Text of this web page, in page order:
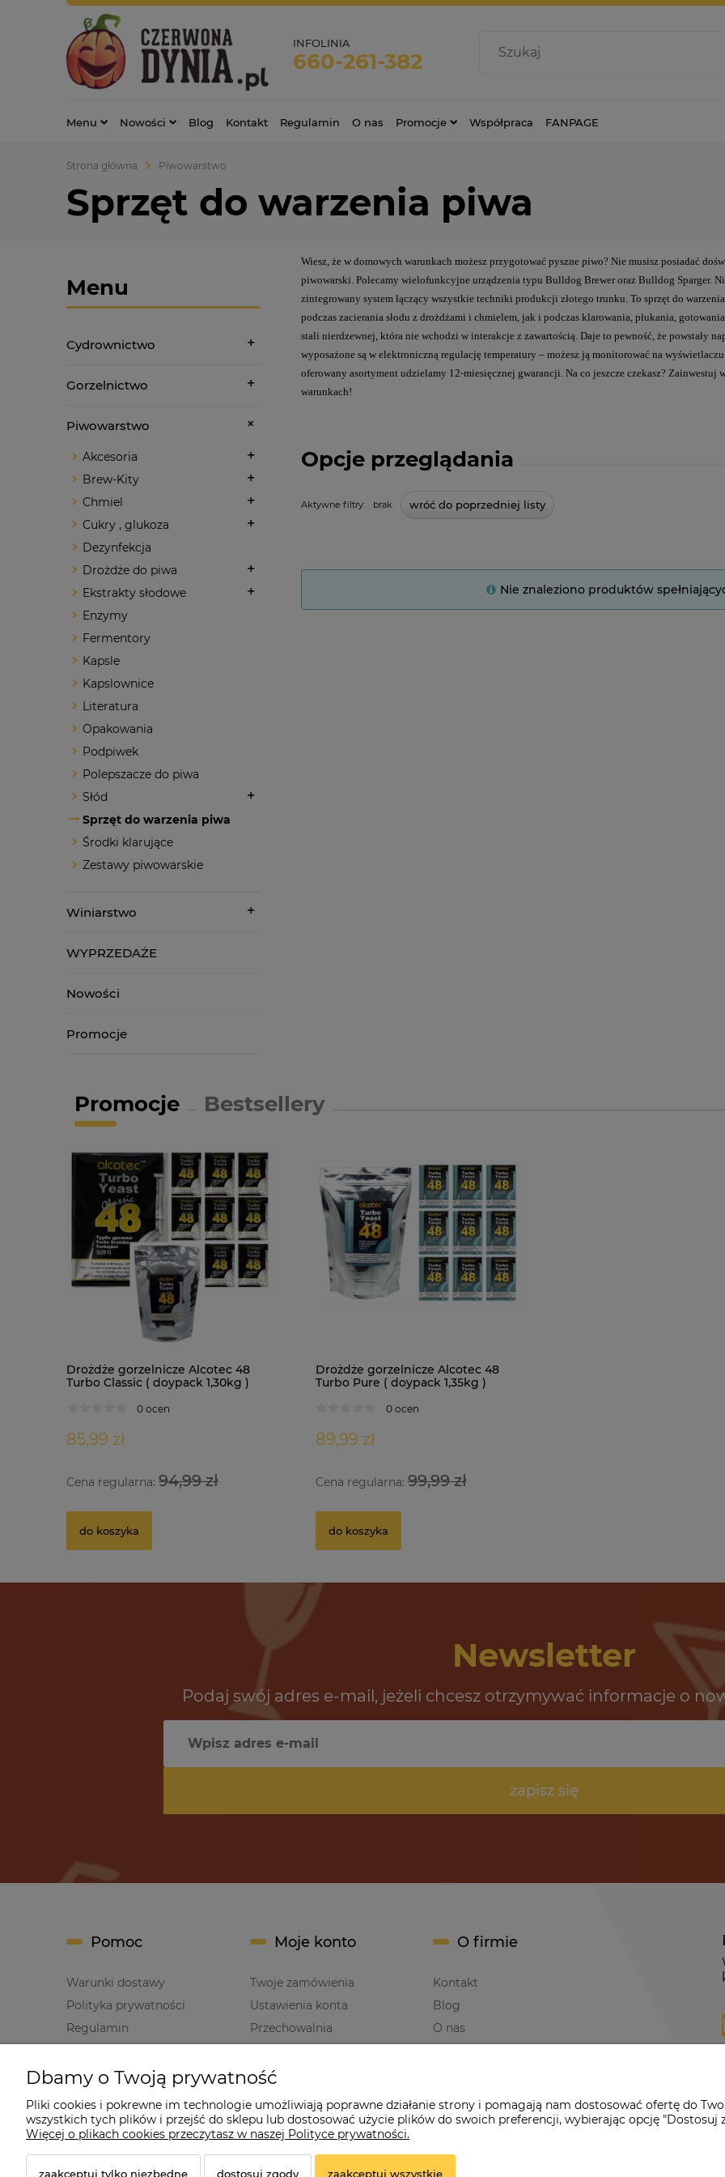
INFOLINIA
660-261-382
Menu Nowości Blog Kontakt Regulamin O nas Promocje Współpraca FANPAGE
Strona główna Piwowarstwo
Sprzęt do warzenia piwa
Menu
Cydrownictwo
Gorzelnictwo
Piwowarstwo
Akcesoria
Brew-Kity
Chmiel
Cukry , glukoza
Dezynfekcja
Drożdże do piwa
Ekstrakty słodowe
Enzymy
Fermentory
Kapsle
Kapslownice
Literatura
Opakowania
Podpiwek
Polepszacze do piwa
Słód
Sprzęt do warzenia piwa
Środki klarujące
Zestawy piwowarskie
Winiarstwo
WYPRZEDAŻE
Nowości
Promocje
Opcje przeglądania
Aktywne filtry: brak wróć do poprzedniej listy
Wiesz, że w domowych warunkach możesz przygotować pyszne piwo? Nie musisz posiadać
piwowarski. Polecamy wielofunkcyjne urządzenia typu Bulldog Brewer oraz Bulldog Sparger.
zintegrowany system łączący wszystkie techniki produkcji złotego trunku. To sprzęt do
podczas zacierania słodu z drożdżami i chmielem, jak i podczas klarowania, płukania,
stali nierdzewnej, która nie wchodzi w interakcje z zawartością. Daje to pewność, że powstały
wyposażone są w elektroniczną regulację temperatury – możesz ją monitorować na
oferowany asortyment udzielamy 12-miesięcznej gwarancji. Na co jeszcze czekasz?
warunkach!
Nie znaleziono produktów
Promocje Bestsellery
Drożdże gorzelnicze Alcotec 48
Turbo Classic ( doypack 1,30kg )
0 ocen
85,99 zł
Cena regularna: 94,99 zł
do koszyka
Drożdże gorzelnicze Alcotec 48
Turbo Pure ( doypack 1,35kg )
0 ocen
89,99 zł
Cena regularna:99,99 zł
do koszyka
Newsletter
Podaj swój adres e-mail, jeżeli chcesz otrzymywać informacje o
zapisz się
Pomoc
Warunki dostawy
Polityka prywatności
Regulamin
Moje konto
Twoje zamówienia
Ustawienia konta
Przechowalnia
O firmie
Kontakt
Blog
O nas
Czerwona Dynia |ul. Konarskiego 9a| 66-200 Świebodzin |tel: 660-261-
Dbamy o Twoją prywatność
Pliki cookies i pokrewne im technologie umożliwiają poprawne działanie strony i pomagają nam dostosować ofertę do
wszystkich tych plików i przejść do sklepu lub dostosować użycie plików do swoich preferencji, wybierając opcję "Dostosuj
Więcej o plikach cookies przeczytasz w naszej Polityce prywatności.
zaakceptuj tylko niezbędne dostosuj zgody zaakceptuj wszystkie